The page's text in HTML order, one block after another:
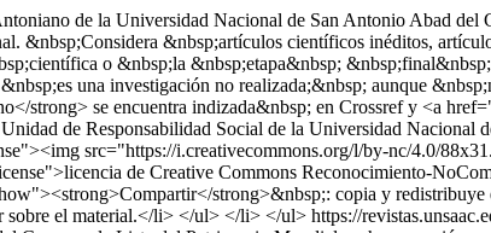
de la Universidad Nacional de San Antonio Abad
&nbsp;Considera &nbsp;artículos científicos inéditos,
o &nbsp;la &nbsp;etapa&nbsp;
una investigación no realizada;&nbsp; aunque
strong> se encuentra indizada&nbsp; en Crossref y <a
Unidad de Responsabilidad Social de la Universidad Nacional
src="https://i.creativecommons.org/l/by-nc/4.0/
de Creative Commons Reconocimiento-
strong>&nbsp;: copia y
sobre el material.</li> </ul> </li> </ul> https://